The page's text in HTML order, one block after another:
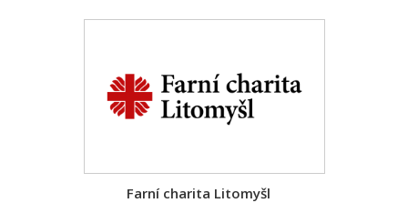
Farní charita Litomyšl